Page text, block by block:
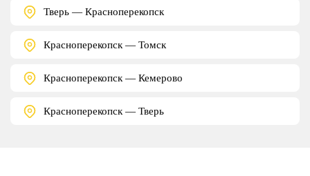
Тверь — Красноперекопск
Красноперекопск — Томск
Красноперекопск — Кемерово
Красноперекопск — Тверь